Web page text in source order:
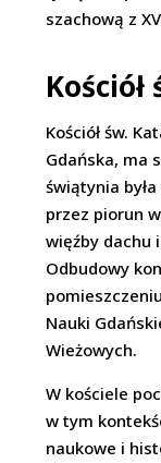
szachową z
Kościół św.
Gdańska, ma
świątynia
przez piorun
więźby dachu
Odbudowy
Nauki
Wieżowych.
W kościele
w tym
naukowe i